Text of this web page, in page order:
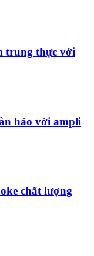
trung thực với
hảo với ampli
chất lượng